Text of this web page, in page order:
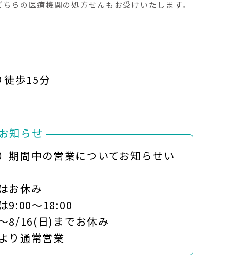
らの医療機関の処方せんもお受けいたします。
徒歩15分
知らせ
期間中の営業についてお知らせい
お休み
9:00～18:00
8/16(日)までお休み
り通常営業